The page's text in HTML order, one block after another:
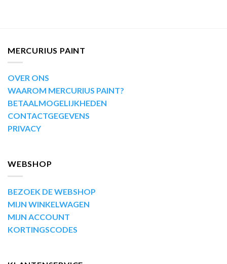
MERCURIUS PAINT
OVER ONS
WAAROM MERCURIUS PAINT?
BETAALMOGELIJKHEDEN
CONTACTGEGEVENS
PRIVACY
WEBSHOP
BEZOEK DE WEBSHOP
MIJN WINKELWAGEN
MIJN ACCOUNT
KORTINGSCODES